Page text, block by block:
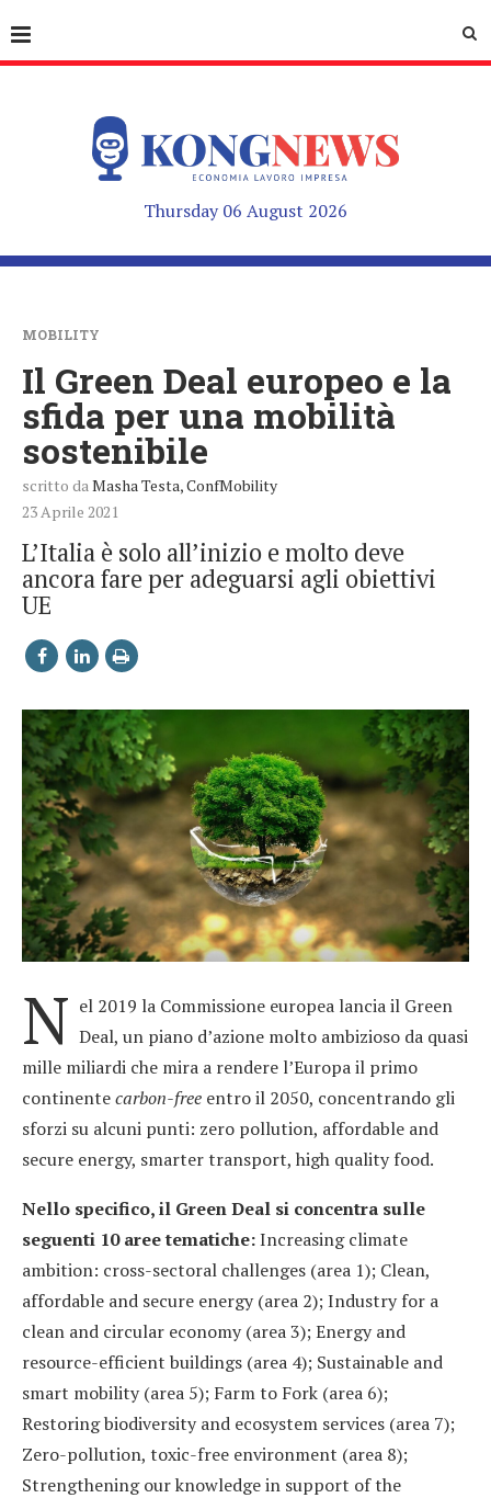
Thursday 06 August 2026
MOBILITY
Il Green Deal europeo e la
sfida per una mobilità
sostenibile
scritto da Masha Testa, ConfMobility
23 Aprile 2021
L’Italia è solo all’inizio e molto deve
ancora fare per adeguarsi agli obiettivi
UE
N el 2019 la Commissione europea lancia il Green
Deal, un piano d’azione molto ambizioso da quasi
mille miliardi che mira a rendere l’Europa il primo
continentecarbon-free entro il 2050, concentrando gli
sforzi su alcuni punti: zero pollution, affordable and
secure energy, smarter transport, high quality food.
Nello specifico, il Green Deal si concentra sulle
seguenti 10 aree tematiche:Increasing climate
ambition: cross-sectoral challenges (area 1); Clean,
affordable and secure energy (area 2); Industry for a
clean and circular economy (area 3); Energy and
resource-efficient buildings (area 4); Sustainable and
smart mobility (area 5); Farm to Fork (area 6);
Restoring biodiversity and ecosystem services (area 7);
Zero-pollution, toxic-free environment (area 8);
Strengthening our knowledge in support of the